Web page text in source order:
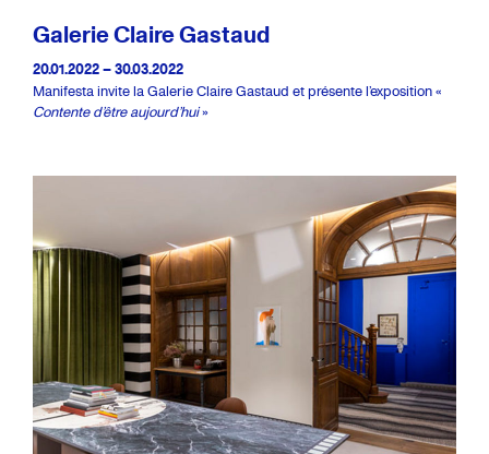
Galerie Claire Gastaud
20.01.2022 – 30.03.2022
Manifesta invite la Galerie Claire Gastaud et présente l’exposition «
Contente d’être aujourd’hui»